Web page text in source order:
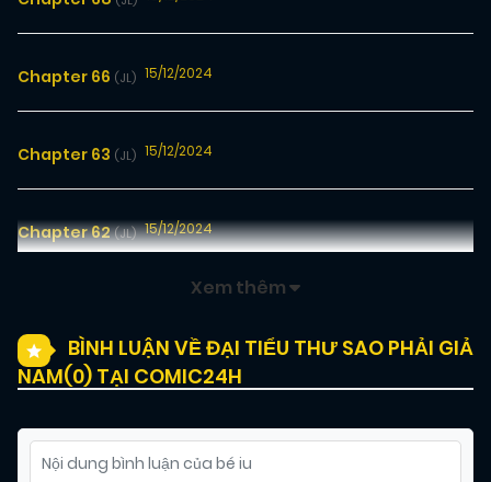
Chapter 66 (JL) 15/12/2024
Chapter 63 (JL) 15/12/2024
Chapter 62(JL) 15/12/2024
Chapter 60(JL) 15/12/2024
Chapter 58(JL) 15/12/2024
Xem thêm
BÌNH LUẬN VỀ ĐẠI TIỂU THƯ SAO PHẢI GIẢ
NAM(0) TẠI COMIC24H